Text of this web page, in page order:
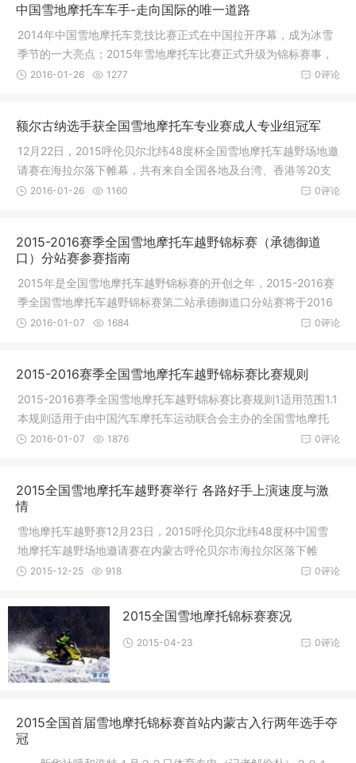
中国雪地摩托车车手-走向国际的唯一道路
2014年中国雪地摩托车竞技比赛正式在中国拉开序幕，成为冰雪
季节的一大亮点；2015年雪地摩托车比赛正式升级为锦标赛事，
并获得了
0评论
2016-01-26 1277
额尔古纳选手获全国雪地摩托车专业赛成人专业组冠军
12月22日，2015呼伦贝尔北纬48度杯全国雪地摩托车越野场地邀
请赛在海拉尔落下帷幕，共有来自全国各地及台湾、香港等20支
车队近80
0评论
2016-01-26 1160
2015-2016赛季全国雪地摩托车越野锦标赛（承德御道
口）分站赛参赛指南
2015年是全国雪地摩托车越野锦标赛的开创之年，2015-2016赛
季全国雪地摩托车越野锦标赛第二站承德御道口分站赛将于2016
年1月23日
0评论
2016-01-07 1684
2015-2016赛季全国雪地摩托车越野锦标赛比赛规则
2015-2016赛季全国雪地摩托车越野锦标赛比赛规则1适用范围1.1
本规则适用于由中国汽车摩托车运动联合会主办的全国雪地摩托
车越野
0评论
2016-01-07 1876
2015全国雪地摩托车越野赛举行 各路好手上演速度与激
情
雪地摩托车越野赛12月23日，2015呼伦贝尔北纬48度杯中国雪
地摩托车越野场地邀请赛在内蒙古呼伦贝尔市海拉尔区落下帷
幕。比赛吸引
0评论
2015-12-25 918
2015全国雪地摩托锦标赛赛况
0评论
2015-04-23
2015全国首届雪地摩托锦标赛首站内蒙古入行两年选手夺
冠